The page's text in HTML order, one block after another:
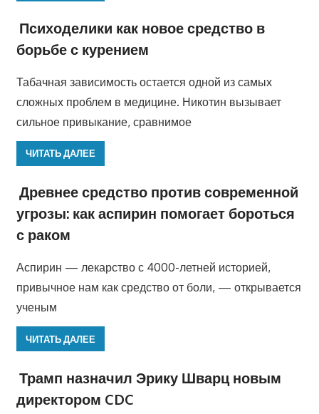
Психоделики как новое средство в
борьбе с курением
Табачная зависимость остается одной из самых
сложных проблем в медицине. Никотин вызывает
сильное привыкание, сравнимое
ЧИТАТЬ ДАЛЕЕ
Древнее средство против современной
угрозы: как аспирин помогает бороться
с раком
Аспирин — лекарство с 4000-летней историей,
привычное нам как средство от боли, — открывается
ученым
ЧИТАТЬ ДАЛЕЕ
Трамп назначил Эрику Шварц новым
директором CDC